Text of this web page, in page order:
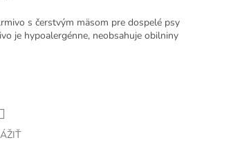
s čerstvým mäsom pre dospelé psy
je hypoalergénne, neobsahuje obilniny